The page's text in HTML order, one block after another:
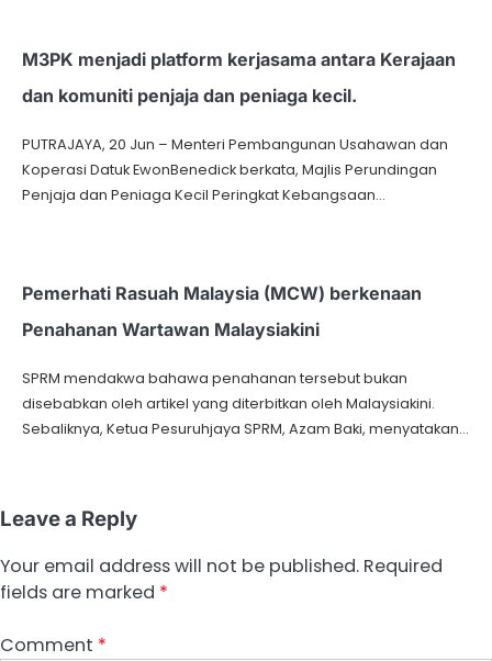
M3PK menjadi platform kerjasama antara Kerajaan
dan komuniti penjaja dan peniaga kecil.
PUTRAJAYA, 20 Jun – Menteri Pembangunan Usahawan dan
Koperasi Datuk EwonBenedick berkata, Majlis Perundingan
Penjaja dan Peniaga Kecil Peringkat Kebangsaan…
Pemerhati Rasuah Malaysia (MCW) berkenaan
Penahanan Wartawan Malaysiakini
SPRM mendakwa bahawa penahanan tersebut bukan
disebabkan oleh artikel yang diterbitkan oleh Malaysiakini.
Sebaliknya, Ketua Pesuruhjaya SPRM, Azam Baki, menyatakan…
Leave a Reply
Your email address will not be published. Required
fields are marked *
Comment *